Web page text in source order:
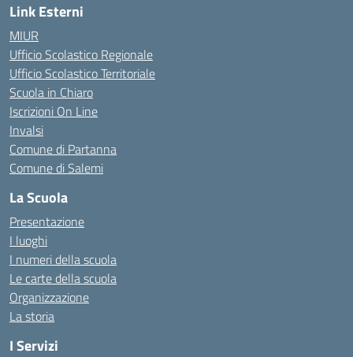
Link Esterni
MIUR
Ufficio Scolastico Regionale
Ufficio Scolastico Territoriale
Scuola in Chiaro
Iscrizioni On Line
Invalsi
Comune di Partanna
Comune di Salemi
La Scuola
Presentazione
I luoghi
I numeri della scuola
Le carte della scuola
Organizzazione
La storia
I Servizi